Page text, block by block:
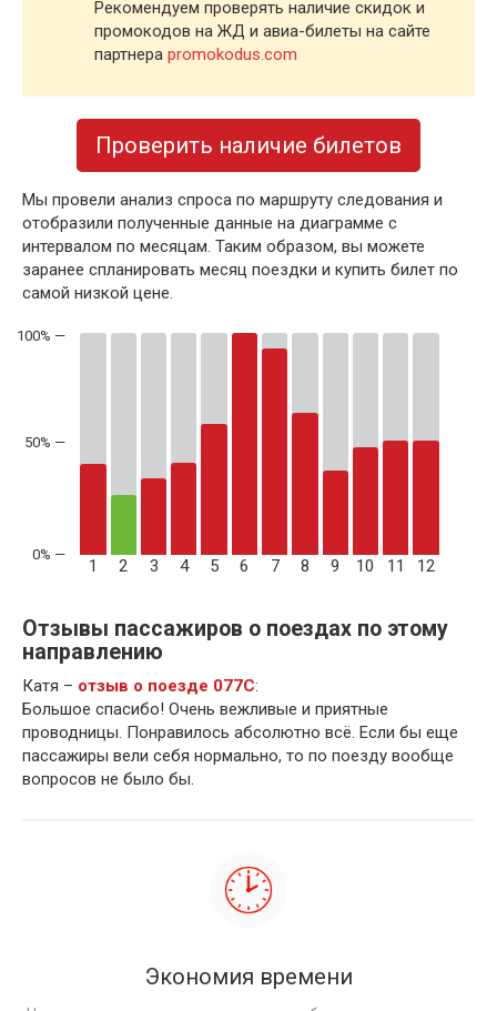
Рекомендуем проверять наличие скидок и
промокодов на ЖД и авиа-билеты на сайте
партнера promokodus.com
Проверить наличие билетов
Мы провели анализ спроса по маршруту следования и
отобразили полученные данные на диаграмме с
интервалом по месяцам. Таким образом, вы можете
заранее спланировать месяц поездки и купить билет по
самой низкой цене.
50% —
1 2 3 4 5 6 7 8 9 10 11 12
Отзывы пассажиров о поездах по этому
направлению
Катя – отзыв о поезде 077С:
Большое спасибо! Очень вежливые и приятные
проводницы. Понравилось абсолютно всё. Если бы еще
пассажиры вели себя нормально, то по поезду вообще
вопросов не было бы.
Экономия времени